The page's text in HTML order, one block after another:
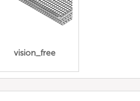
vision_free